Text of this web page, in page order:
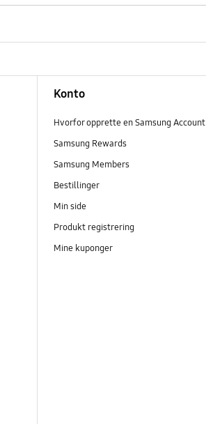
Konto
Hvorfor opprette en Samsung Account
Samsung Rewards
Samsung Members
Bestillinger
Min side
Produkt registrering
Mine kuponger